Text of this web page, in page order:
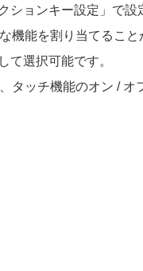
ョンキー設定」で設
機能を割り当てること
て選択可能です。
ッチ機能のオン / オ